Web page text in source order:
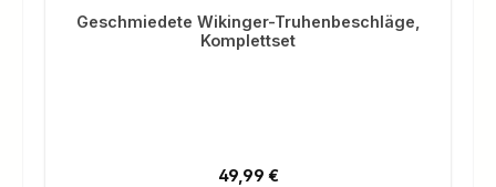
Geschmiedete Wikinger-Truhenbeschläge,
Komplettset
Regulärer Preis:
49,99 €